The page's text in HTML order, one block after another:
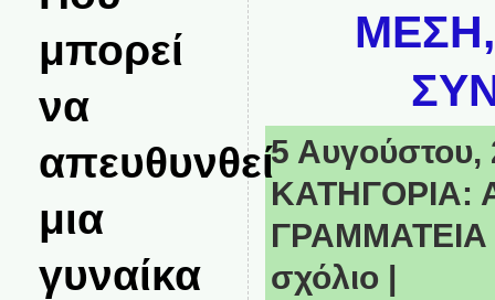
μπορεί
να
απευθυνθεί
μια
γυναίκα
ΜΕΣΗ,
5 Αυγούστου,
ΚΑΤΗΓΟΡΙΑ:
ΓΡΑΜΜΑΤΕΙΑ
σχόλιο |